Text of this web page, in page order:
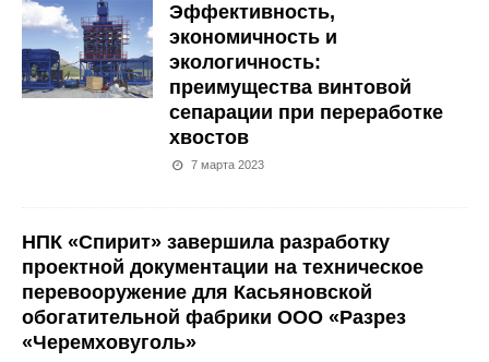
Эффективность,
экономичность и
экологичность:
преимущества винтовой
сепарации при переработке
хвостов
7 марта 2023
НПК «Спирит» завершила разработку
проектной документации на техническое
перевооружение для Касьяновской
обогатительной фабрики ООО «Разрез
«Черемховуголь»